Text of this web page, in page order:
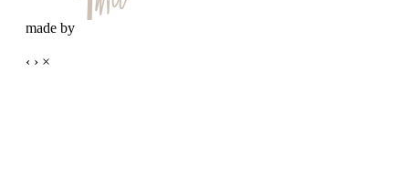
made by
‹ › ×